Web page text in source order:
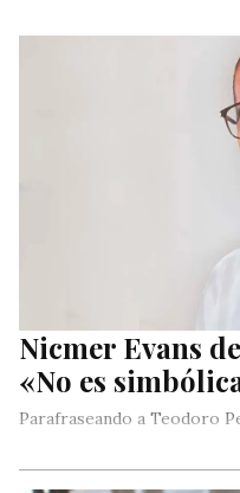
Nicmer Evans
«No es
Parafraseando a Teodoro